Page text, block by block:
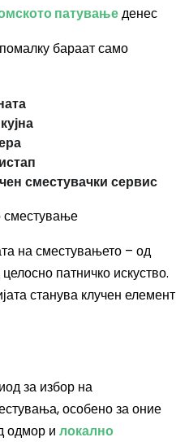
патувањеденес
бараат само
сместувачки сервис
сместување
на сместувањето – од
патничко искуство.
станува клучен елемент
за избор на
особено за оние
одмор и локално